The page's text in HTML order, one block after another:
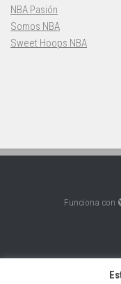
NBA Pasión
Somos NBA
Sweet Hoops NBA
Funciona con